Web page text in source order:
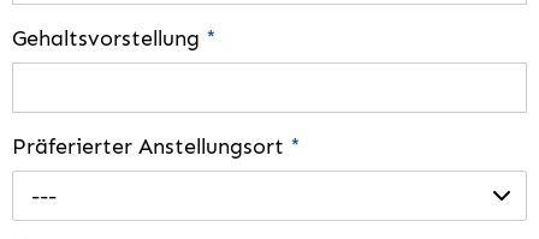
Gehaltsvorstellung *
Präferierter Anstellungsort *
---